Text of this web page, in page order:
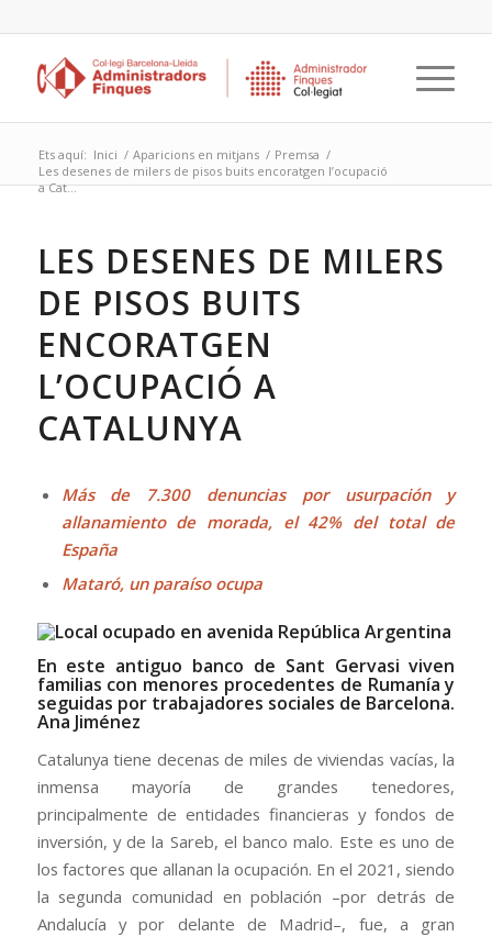
Ets aquí: Inici / Aparicions en mitjans / Premsa /
Les desenes de milers de pisos buits encoratgen l’ocupació
a Cat...
LES DESENES DE MILERS
DE PISOS BUITS
ENCORATGEN
L’OCUPACIÓ A
CATALUNYA
Más de 7.300 denuncias por usurpación y
allanamiento de morada, el 42% del total de
España
Mataró, un paraíso ocupa
En este antiguo banco de Sant Gervasi viven
familias con menores procedentes de Rumanía y
seguidas por trabajadores sociales de Barcelona.
Ana Jiménez
Catalunya tiene decenas de miles de viviendas vacías, la
inmensa mayoría de grandes tenedores,
principalmente de entidades financieras y fondos de
inversión, y de la Sareb, el banco malo. Este es uno de
los factores que allanan la ocupación. En el 2021, siendo
la segunda comunidad en población –por detrás de
Andalucía y por delante de Madrid–, fue, a gran